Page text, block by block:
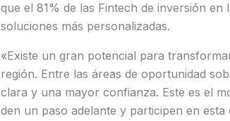
que el 81% de las Fintech de inversión
soluciones más personalizadas.
«Existe un gran potencial para
región. Entre las áreas de oportunidad
clara y una mayor confianza. Este es el
den un paso adelante y participen en